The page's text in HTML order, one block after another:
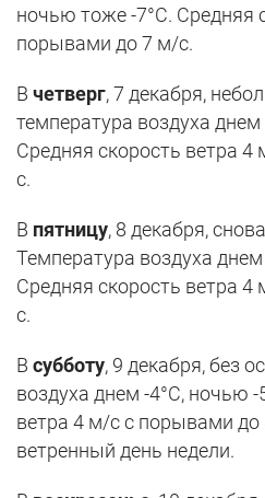
ночью тоже -7°С. Средняя
порывами до 7 м/с.
В четверг, 7 декабря,
температура воздуха
Средняя скорость ветра
с.
В пятницу, 8 декабря,
Температура воздуха
Средняя скорость ветра
с.
В субботу, 9 декабря, без
воздуха днем -4°С, ночью
ветра 4 м/с с порывами
ветренный день недели.